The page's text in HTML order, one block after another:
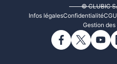
© CLUBIC
Infos légalesConfidentialitéCGU
Gestion